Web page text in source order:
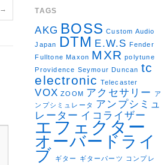
→ TAGS
AKG BOSS Custom Audio
Japan
DTM E.W.S Fender
Fulltone Maxon MXR polytune
Providence Seymour Duncan tc
electronic Telecaster
VOX ZOOM アクセサリー
ア
ンプシミュレータ
アンプシミュ
レーター イコライザー
エフェクター
オーバードライ
ブ ギター ギターパーツ
コンプレ